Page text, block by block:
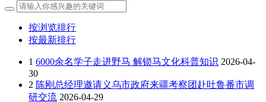
按浏览排行
按最新排行
1 6000余名学子走进野马 解锁马文化科普知识 2026-04-
30
2 陈刚总经理邀请义乌市政府来疆考察团赴吐鲁番市调
研交流 2026-04-29